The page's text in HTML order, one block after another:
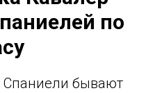
по
Спаниели бывают